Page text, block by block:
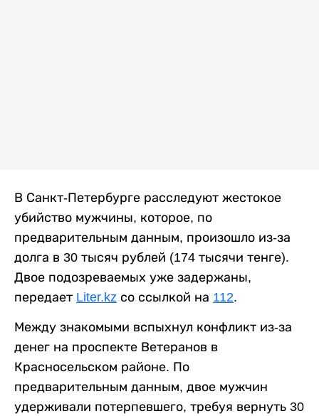
В Санкт-Петербурге расследуют жестокое
убийство мужчины, которое, по
предварительным данным, произошло из-за
долга в 30 тысяч рублей (174 тысячи тенге).
Двое подозреваемых уже задержаны,
передает Liter.kz со ссылкой на 112.
Между знакомыми вспыхнул конфликт из-за
денег на проспекте Ветеранов в
Красносельском районе. По
предварительным данным, двое мужчин
удерживали потерпевшего, требуя вернуть 30